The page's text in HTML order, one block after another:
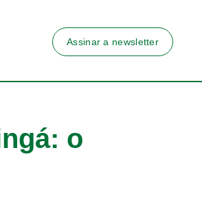
Assinar a newsletter
o